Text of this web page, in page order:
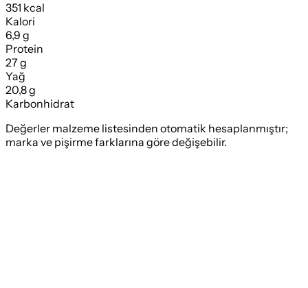
351 kcal
Kalori
6,9 g
Protein
27 g
Yağ
20,8 g
Karbonhidrat
Değerler malzeme listesinden otomatik hesaplanmıştır;
marka ve pişirme farklarına göre değişebilir.